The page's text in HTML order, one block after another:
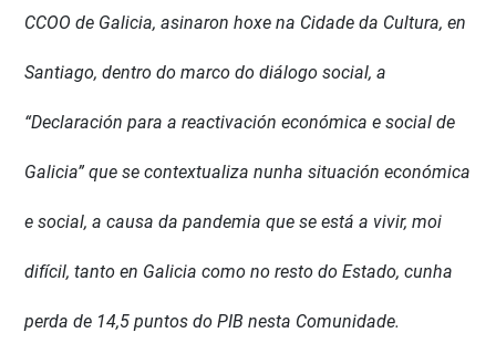
CCOO de Galicia, asinaron hoxe na Cidade da Cultura, en
Santiago, dentro do marco do diálogo social, a
“Declaración para a reactivación económica e social de
Galicia” que se contextualiza nunha situación económica
e social, a causa da pandemia que se está a vivir, moi
difícil, tanto en Galicia como no resto do Estado, cunha
perda de 14,5 puntos do PIB nesta Comunidade.